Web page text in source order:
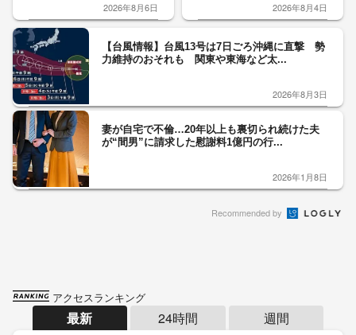
2026年8月6日 2026年8月4日
【台風情報】台風13号は7日ごろ沖縄に直撃 勢
力維持のおそれも 関東や東海など太...
2026年8月3日
妻が自宅で不倫…20年以上も裏切られ続けた夫
が“間男”に請求した慰謝料1億円の行...
2026年1月8日
Recommended by
アクセスランキング
最新 24時間 週間